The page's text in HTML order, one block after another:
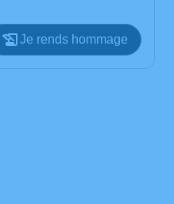
Je rends hommage